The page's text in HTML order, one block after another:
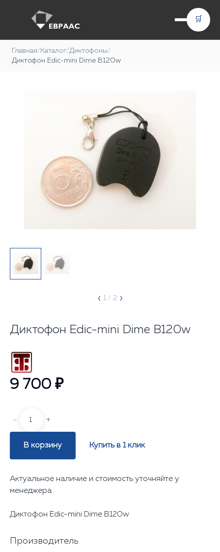
🛒
Главная/ Каталог/Диктофоны/
Диктофон Edic-mini Dime В120w
‹ 1 / 2 ›
Диктофон Edic-mini Dime В120w
9 700 ₽
- +
В корзину Купить в 1 клик
Актуальное наличие и стоимость уточняйте у
менеджера
Диктофон Edic-mini Dime В120w
Производитель